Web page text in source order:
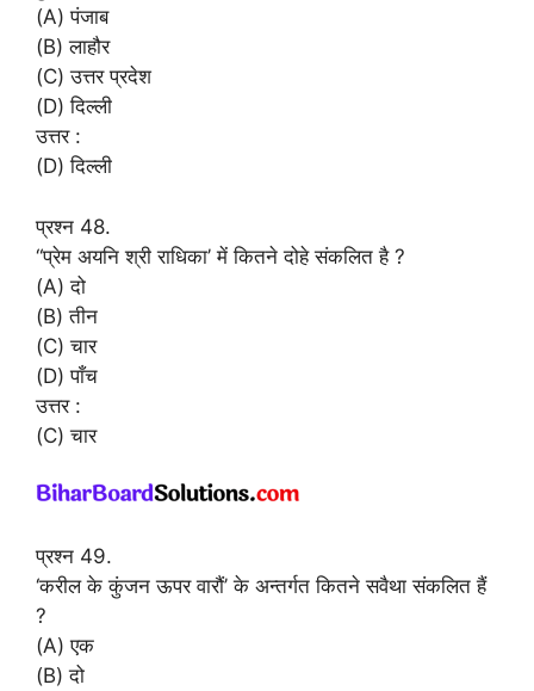
(A) पंजाब
(B) लाहौर
(C) उत्तर प्रदेश
(D) दिल्ली
उत्तर :
(D) दिल्ली
प्रश्न 48.
“प्रेम अयनि श्री राधिका’ में कितने दोहे संकलित है ?
(A) दो
(B) तीन
(C) चार
(D) पाँच
उत्तर :
(C) चार
प्रश्न 49.
‘करील के कुंजन ऊपर वारौं’ के अन्तर्गत कितने सवैथा संकलित हैं
?
(A) एक
(B) दो